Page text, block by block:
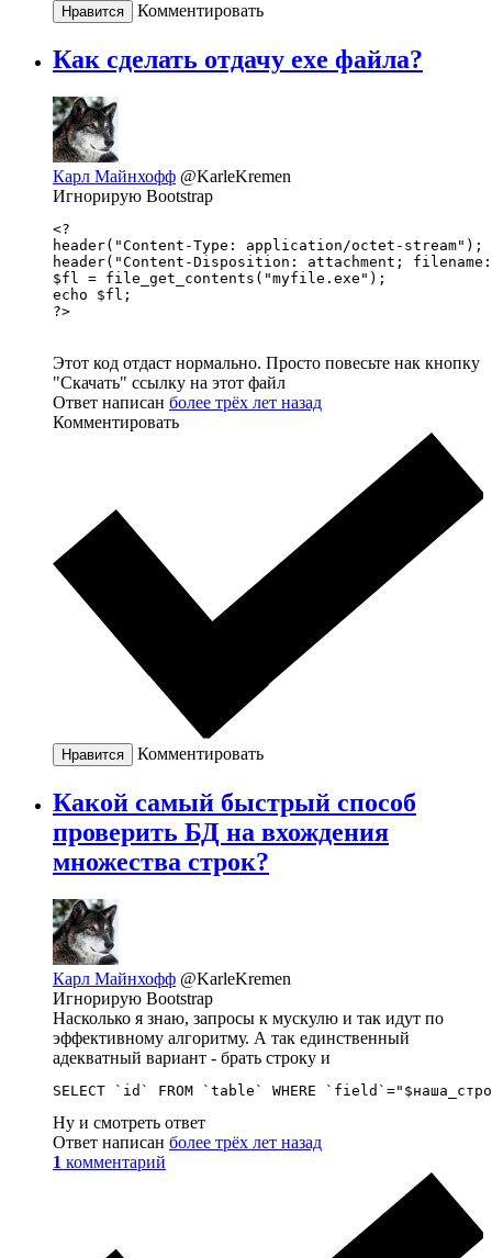
Нравится Комментировать
Как сделать отдачу exe файла?
Карл Майнхофф @KarleKremen
Игнорирую Bootstrap
<?
header("Content-Type: application/octet-stream");
header("Content-Disposition: attachment;
$fl = file_get_contents("myfile.exe");
echo $fl;
?>
Этот код отдаст нормально. Просто повесьте нак кнопку
"Скачать" ссылку на этот файл
Ответ написан более трёх лет назад
Комментировать
Нравится Комментировать
Какой самый быстрый способ
проверить БД на вхождения
множества строк?
Карл Майнхофф @KarleKremen
Игнорирую Bootstrap
Насколько я знаю, запросы к мускулю и так идут по
эффективному алгоритму. А так единственный
адекватный вариант - брать строку и
SELECT `id` FROM `table` WHERE
Ну и смотреть ответ
Ответ написан более трёх лет назад
1 комментарий